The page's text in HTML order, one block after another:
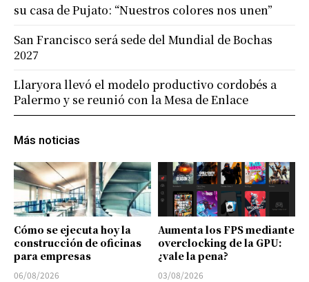
Más noticias
Cómo se ejecuta hoy la
construcción de oficinas
para empresas
06/08/2026
Aumenta los FPS mediante
overclocking de la GPU:
¿vale la pena?
03/08/2026
su casa de Pujato: “Nuestros colores nos unen”
San Francisco será sede del Mundial de Bochas
2027
Llaryora llevó el modelo productivo cordobés a
Palermo y se reunió con la Mesa de Enlace